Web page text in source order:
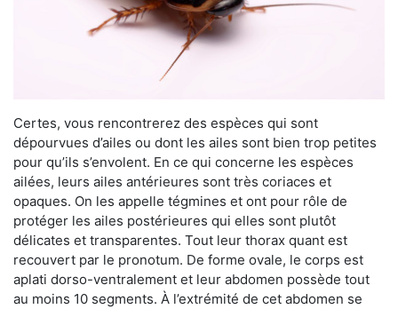
Certes, vous rencontrerez des espèces qui sont
dépourvues d’ailes ou dont les ailes sont bien trop petites
pour qu’ils s’envolent. En ce qui concerne les espèces
ailées, leurs ailes antérieures sont très coriaces et
opaques. On les appelle tégmines et ont pour rôle de
protéger les ailes postérieures qui elles sont plutôt
délicates et transparentes. Tout leur thorax quant est
recouvert par le pronotum. De forme ovale, le corps est
aplati dorso-ventralement et leur abdomen possède tout
au moins 10 segments. À l’extrémité de cet abdomen se